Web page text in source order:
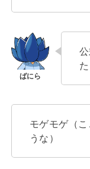
モゲモゲ（
うな）